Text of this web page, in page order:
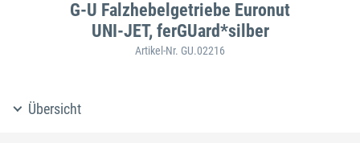
G-U Falzhebelgetriebe Euronut
UNI-JET, ferGUard*silber
Artikel-Nr. GU.02216
Übersicht